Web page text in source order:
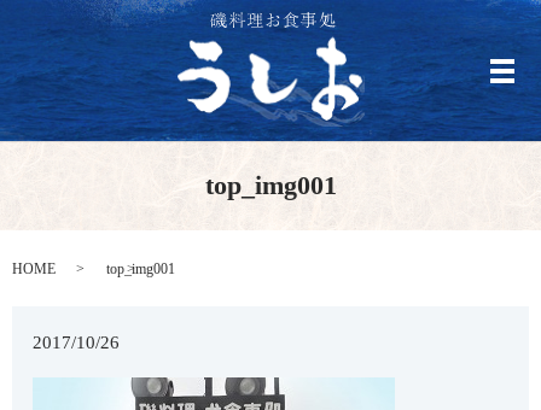
メ
top_img001
HOME top_img001
2017/10/26